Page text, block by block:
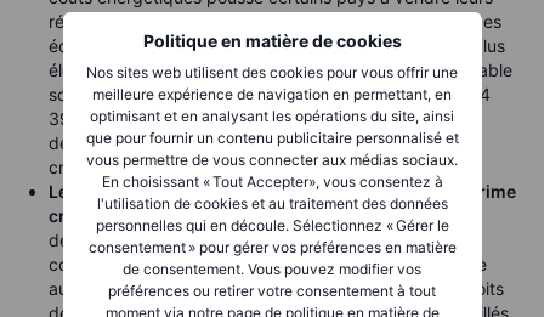
Politique en matière de cookies
Nos sites web utilisent des cookies pour vous offrir une
meilleure expérience de navigation en permettant, en
optimisant et en analysant les opérations du site, ainsi
que pour fournir un contenu publicitaire personnalisé et
vous permettre de vous connecter aux médias sociaux.
En choisissant « Tout Accepter», vous consentez à
l'utilisation de cookies et au traitement des données
personnelles qui en découle. Sélectionnez « Gérer le
consentement » pour gérer vos préférences en matière
de consentement. Vous pouvez modifier vos
préférences ou retirer votre consentement à tout
moment via notre page de politique en matière de
réserves d’or afin de défendre leur devise et soutenir des
économies pénalisées par des factures d’importation plus
élevées. D’un point de vue technique, une cassure durable
sous la moyenne mobile à 200 jours — actuellement à 4
395 USD et franchie aujourd’hui pour la première fois
depuis 2023 — augmente le risque d’un retour vers le
creux de mars proche de 4 100 USD.
Le cuivre COMEX se négocie de nouveau avec une prime
croissante par rapport à Londres, rappelant les
déséquilibres de l’an dernier, alors que les traders
continuent d’expédier du métal vers les États-Unis face
aux spéculations renouvelées concernant de futurs droits
de douane à l’importation. La hausse des stocks surveillés